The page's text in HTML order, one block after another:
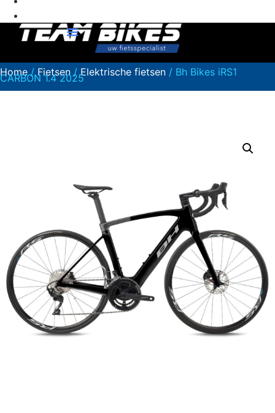
Home/Fietsen /Elektrische fietsen / Bh Bikes iRS1
CARBON 1.4 2025